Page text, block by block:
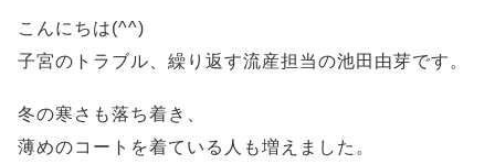
こんにちは(^^)
子宮のトラブル、繰り返す流産担当の池田由芽です。
冬の寒さも落ち着き、
薄めのコートを着ている人も増えました。